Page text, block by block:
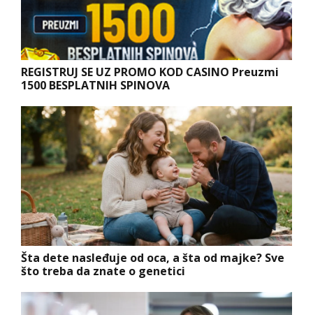
REGISTRUJ SE UZ PROMO KOD CASINO Preuzmi
1500 BESPLATNIH SPINOVA
Šta dete nasleđuje od oca, a šta od majke? Sve
što treba da znate o genetici